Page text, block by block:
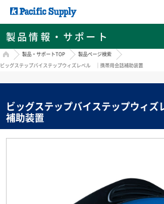
製品情報・サポート
HOME製品・サポートTOP
製品ページ検索
ビッグステップバイステップウィズレベル ｜携帯用会話補助装置
ビッグステップバイステップウィ
補助装置